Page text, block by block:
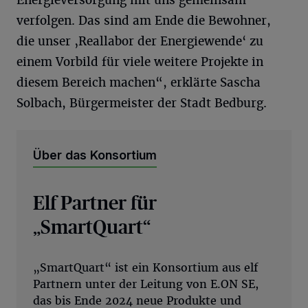
verfolgen. Das sind am Ende die Bewohner,
die unser ‚Reallabor der Energiewende‘ zu
einem Vorbild für viele weitere Projekte in
diesem Bereich machen“, erklärte Sascha
Solbach, Bürgermeister der Stadt Bedburg.
Über das Konsortium
Elf Partner für
„SmartQuart“
„SmartQuart“ ist ein Konsortium aus elf
Partnern unter der Leitung von E.ON SE,
das bis Ende 2024 neue Produkte und